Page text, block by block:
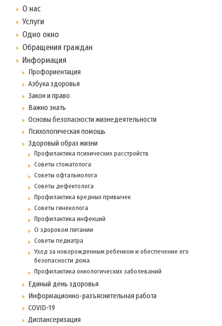
О нас
Услуги
Одно окно
Обращения граждан
Информация
Профориентация
Азбука здоровья
Закон и право
Важно знать
Основы безопасности жизнедеятельности
Психологическая помощь
Здоровый образ жизни
Профилактика психических расстройств
Советы стоматолога
Советы офтальмолога
Советы дефектолога
Профилактика вредных привычек
Советы гинеколога
Профилактика инфекций
О здоровом питании
Советы педиатра
Уход за новорожденным ребенком и обеспечение его
безопасности дома
Профилактика онкологических заболеваний
Единый день здоровья
Информационно-разъяснительная работа
COVID-19
Диспансеризация